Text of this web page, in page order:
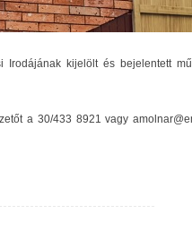
Irodájának kijelölt és bejelentett
a 30/433 8921 vagy